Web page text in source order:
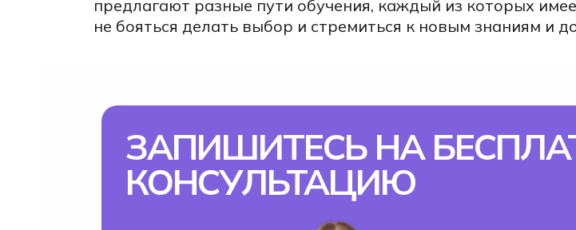
предлагают разные пути обучения, каждый из которых
не бояться делать выбор и стремиться к новым знаниям и
ЗАПИШИТЕСЬ НА
КОНСУЛЬТАЦИЮ